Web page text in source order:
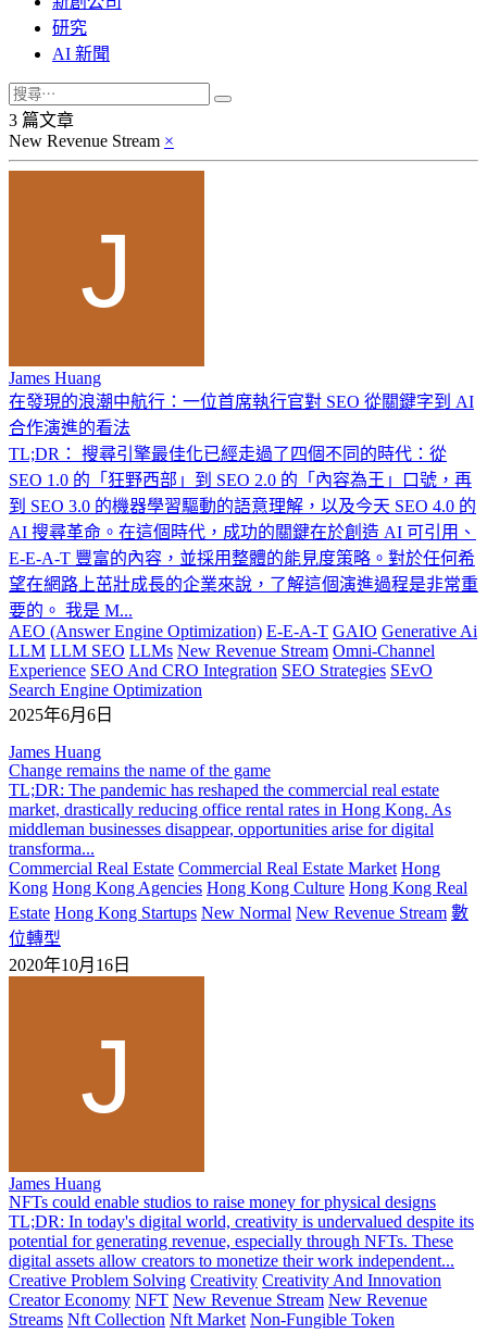
研究
AI 新聞
3 篇文章
New Revenue Stream ×
James Huang
在發現的浪潮中航行：一位首席執行官對 SEO 從關鍵字到 AI
合作演進的看法
TL;DR： 搜尋引擎最佳化已經走過了四個不同的時代：從
SEO 1.0 的「狂野西部」到 SEO 2.0 的「內容為王」口號，再
到 SEO 3.0 的機器學習驅動的語意理解，以及今天 SEO 4.0 的
AI 搜尋革命。在這個時代，成功的關鍵在於創造 AI 可引用、
E-E-A-T 豐富的內容，並採用整體的能見度策略。對於任何希
望在網路上茁壯成長的企業來說，了解這個演進過程是非常重
要的。 我是 M...
AEO (Answer Engine Optimization) E-E-A-T GAIO Generative Ai
LLM LLM SEO LLMs New Revenue Stream Omni-Channel
Experience SEO And CRO Integration SEO Strategies SEvO
Search Engine Optimization
2025年6月6日
James Huang
Change remains the name of the game
TL;DR: The pandemic has reshaped the commercial real estate
market, drastically reducing office rental rates in Hong Kong. As
middleman businesses disappear, opportunities arise for digital
transforma...
Commercial Real Estate Commercial Real Estate Market Hong
Kong Hong Kong Agencies Hong Kong Culture Hong Kong Real
Estate Hong Kong Startups New Normal New Revenue Stream 數
位轉型
2020年10月16日
James Huang
NFTs could enable studios to raise money for physical designs
TL;DR: In today's digital world, creativity is undervalued despite its
potential for generating revenue, especially through NFTs. These
digital assets allow creators to monetize their work independent...
Creative Problem Solving Creativity Creativity And Innovation
Creator Economy NFT New Revenue Stream New Revenue
Streams Nft Collection Nft Market Non-Fungible Token